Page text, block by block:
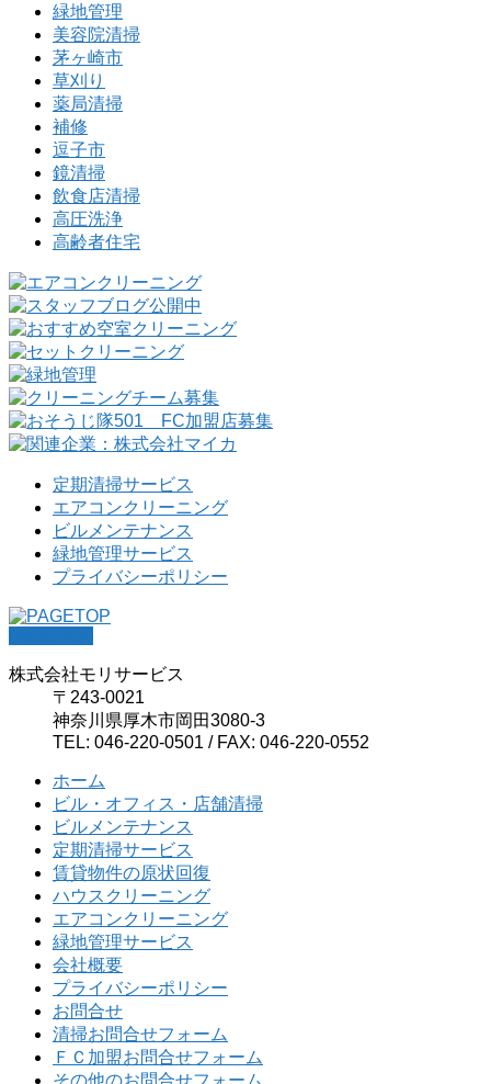
緑地管理
美容院清掃
茅ヶ崎市
草刈り
薬局清掃
補修
逗子市
鏡清掃
飲食店清掃
高圧洗浄
高齢者住宅
定期清掃サービス
エアコンクリーニング
ビルメンテナンス
緑地管理サービス
プライバシーポリシー
株式会社モリサービス
〒243-0021
神奈川県厚木市岡田3080-3
TEL: 046-220-0501 / FAX: 046-220-0552
ホーム
ビル・オフィス・店舗清掃
ビルメンテナンス
定期清掃サービス
賃貸物件の原状回復
ハウスクリーニング
エアコンクリーニング
緑地管理サービス
会社概要
プライバシーポリシー
お問合せ
清掃お問合せフォーム
ＦＣ加盟お問合せフォーム
その他のお問合せフォーム